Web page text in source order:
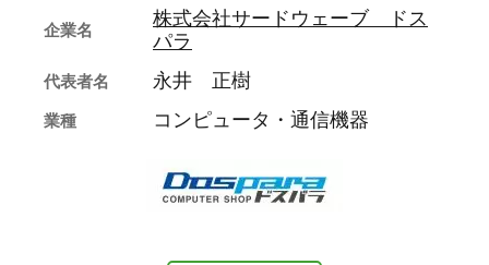
企業名
株式会社サードウェーブ ドス
パラ
代表者名 永井 正樹
業種 コンピュータ・通信機器